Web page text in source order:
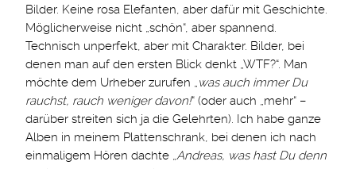
Bilder. Keine rosa Elefanten, aber dafür mit Geschichte.
Möglicherweise nicht „schön“, aber spannend.
Technisch unperfekt, aber mit Charakter. Bilder, bei
denen man auf den ersten Blick denkt „WTF?“. Man
möchte dem Urheber zurufen „was auch immer Du
rauchst, rauch weniger davon!“ (oder auch „mehr“ –
darüber streiten sich ja die Gelehrten). Ich habe ganze
Alben in meinem Plattenschrank, bei denen ich nach
einmaligem Hören dachte „Andreas, was hast Du denn